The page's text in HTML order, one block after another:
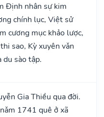
Định nhân sự kim
chính lục, Việt sử
cương mục khảo lược,
sao, Kỳ xuyên vǎn
du sào tập.
Gia Thiều qua đời.
1741 quê ở xã